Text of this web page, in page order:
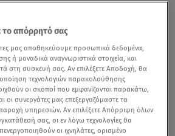
το απόρρητό σας
μας αποθηκεύουμε προσωπικά δεδομένα,
ή μοναδικά αναγνωριστικά στοιχεία, και
στη συσκευή σας. Αν επιλέξετε Αποδοχή, θα
τεχνολογιών παρακολούθησης
οι σκοποί που εμφανίζονται παρακάτω,
οι συνεργάτες μας επεξεργαζόμαστε τα
υπηρεσιών. Αν επιλέξετε Απόρριψη όλων
σας, οι εν λόγω τεχνολογίες θα
οι ιχνηλάτες, ορισμένο